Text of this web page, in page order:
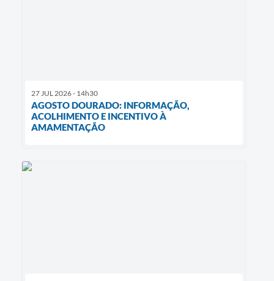
27 JUL 2026 - 14h30
AGOSTO DOURADO: INFORMAÇÃO,
ACOLHIMENTO E INCENTIVO À
AMAMENTAÇÃO